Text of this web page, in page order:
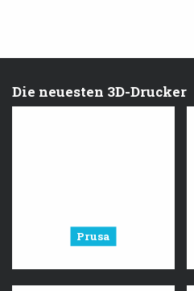
Die neuesten 3D-Drucker
Prusa